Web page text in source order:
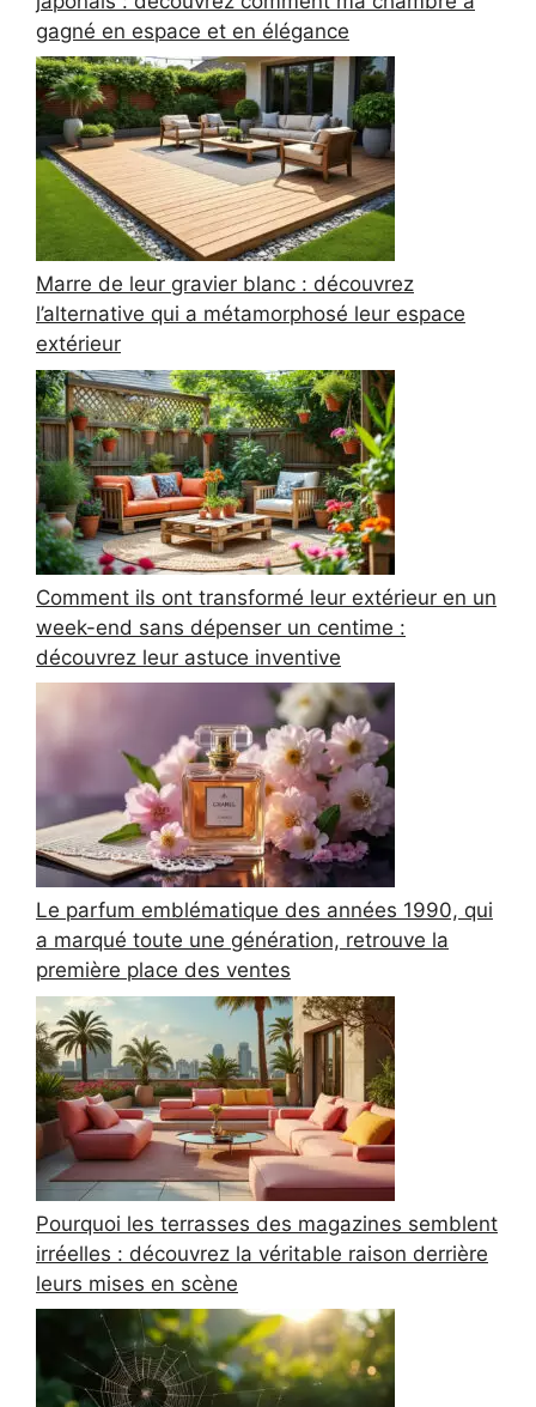
gagné en espace et en élégance
Marre de leur gravier blanc : découvrez
l’alternative qui a métamorphosé leur espace
extérieur
Comment ils ont transformé leur extérieur en un
week-end sans dépenser un centime :
découvrez leur astuce inventive
Le parfum emblématique des années 1990, qui
a marqué toute une génération, retrouve la
première place des ventes
Pourquoi les terrasses des magazines semblent
irréelles : découvrez la véritable raison derrière
leurs mises en scène